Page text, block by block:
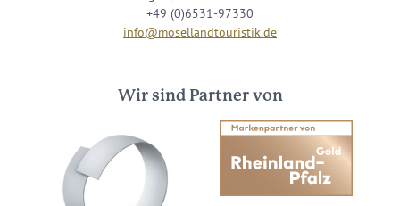
+49 (0)6531-97330
info@mosellandtouristik.de
Wir sind Partner von